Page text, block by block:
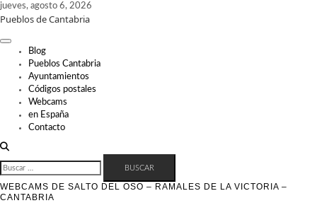
Skip
to
jueves, agosto 6, 2026
Pueblos de Cantabria
Blog
Pueblos Cantabria
Ayuntamientos
Códigos postales
Webcams
en España
Contacto
BUSCAR:
WEBCAMS DE SALTO DEL OSO – RAMALES DE LA VICTORIA –
CANTABRIA